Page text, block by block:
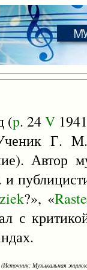
(p. 24V
Г.
Автор
?», «
с
(Источник: Музыкальная